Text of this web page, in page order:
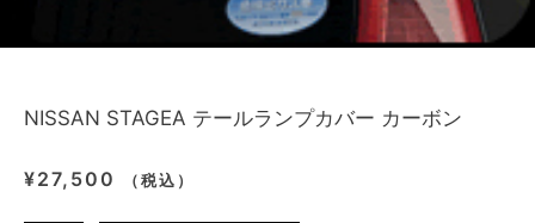
NISSAN STAGEA テールランプカバー カーボン
¥27,500 （税込）